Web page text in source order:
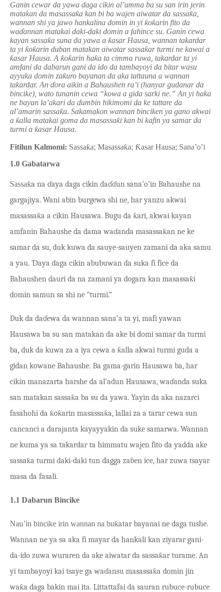
Ganin cewar da yawa daga cikin al’umma ba su san irin jerin
matakan da masassaƙa kan bi ba wajen aiwatar da sassaƙa,
wannan shi ya jawo hankalina domin in yi ƙoƙarin fito da
waɗannan matakai daki-daki domin a fahince su. Ganin cewa
kayan sassaƙa suna da yawa a ƙasar Hausa, wannan takardar
ta yi ƙoƙarin duban matakan aiwatar sassaƙar turmi ne kawai a
ƙasar Hausa. A ƙoƙarin haƙa ta cimma ruwa, takardar ta yi
amfani da dabarun gani da ido da tambayoyi da bitar wasu
ayyuka domin zaƙuro bayanan da aka tattauna a wannan
takardar. An ɗora aikin a Bahaushen ra’i (hanyar gudanar da
bincike), wato tunanin cewa “kowa a gida sarki ne.” An yi haka
ne bayan la’akari da ɗumbin hikimomi da ke tattare da
al’amarin sassaƙa. Sakamakon wannan binciken ya gano akwai
a ƙalla matakai goma da masassaƙi kan bi kafin ya samar da
turmi a ƙasar Hausa.
Fitilun Kalmomi: Sassaƙa; Masassaƙa; Ƙasar Hausa; Sana’o’i
1.0 Gabatarwa
Sassaƙa na ɗaya daga cikin daɗɗun sana’o’in Bahaushe na
gargajiya. Wani abin burgewa shi ne, har yanzu akwai
masassaƙa a cikin Hausawa. Bugu da ƙari, akwai kayan
amfanin Bahaushe da dama waɗanda masassaƙan ne ke
samar da su, duk kuwa da sauye-sauyen zamani da aka samu
a yau. Ɗaya daga cikin abubuwan da suka fi fice da
Bahaushen dauri da na zamani ya dogara kan masassaƙi
domin samun sa shi ne “turmi.”
Duk da daɗewa da wannan sana’a ta yi, mafi yawan
Hausawa ba su san matakan da ake bi domi samar da turmi
ba, duk da kuwa za a iya cewa a ƙalla akwai turmi guda a
gidan kowane Bahaushe. Ba gama-garin Hausawa ba, har
cikin manazarta harshe da al’adun Hausawa, waɗanda suka
san matakan sassaƙa ba su da yawa. Yayin da aka nazarci
fasahohi da ƙoƙarin masassaƙa, lallai za a tarar cewa sun
cancanci a darajanta kayayyakin da suke samarwa. Wannan
ne kuma ya sa takardar ta himmatu wajen fito da yadda ake
sassaƙa turmi daki-daki tun dagga zaɓen ice, har zuwa tsayar
masa da fasali.
1.1 Dabarun Bincike
Nau’in bincike irin wannan na buƙatar bayanai ne daga tushe.
Wannan ne ya sa aka fi mayar da hankali kan ziyarar gani-
da-ido zuwa wuraren da ake aiwatar da sassaƙar turame. An
yi tambayoyi kai tsaye ga waɗansu masassaƙa domin jin
waƙa daga bakin mai ita. Littattafai da sauran rubuce-rubuce